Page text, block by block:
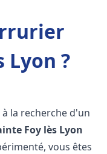
Lyon ?
à la recherche d'un
Foy lès Lyon
vous êtes